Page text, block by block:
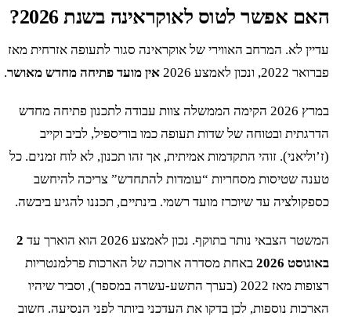
אפשר לטוס לאוקראינה בשנת 2026?
לא. המרחב האווירי של אוקראינה סגור לתעופה אזרחית מאז
2022, ונכון לאמצע 2026
אין מועד פתיחה מחדש מאושר.
במרץ 2026 הקימה הממשלה צוות עבודה לתכנון פתיחה מחדש
ובטוחה של שדות תעופה כמו בוריספיל, לביב וקייב
זוהי התקדמות אמיתית, אך זהו תכנון, לא לוח זמנים. כל
שטיסות מסחריות “עומדות להתחדש” צריכה להיחשב
עד שיוכרז מועד רשמי. בינתיים, תכננו להגיע ביבשה.
הצבאי נותר בתוקף. נכון לאמצע 2026 הוא הוארך עד
2
2026
באחת מסדרה ארוכה של הארכות פרלמנטריות
רצופות מאז 2022 (בערך התשע-עשרה במספר), וסביר שיהיו
נוספות, לכן בדקו את העדכני ביותר לפני הנסיעה. חשוב